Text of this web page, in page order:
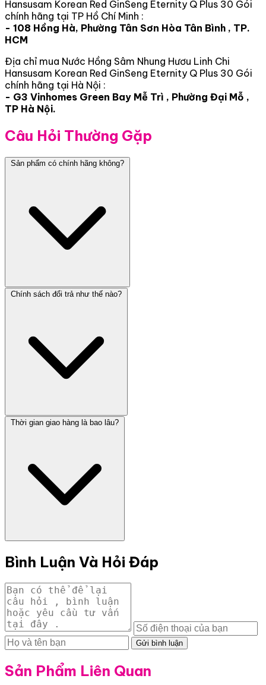
Hansusam Korean Red GinSeng Eternity Q Plus 30 Gói
chính hãng tại TP Hồ Chí Minh :
- 108 Hồng Hà, Phường Tân Sơn Hòa Tân Bình , TP.
HCM
Địa chỉ mua Nước Hồng Sâm Nhung Hươu Linh Chi
Hansusam Korean Red GinSeng Eternity Q Plus 30 Gói
chính hãng tại Hà Nội :
- G3 Vinhomes Green Bay Mễ Trì , Phường Đại Mỗ ,
TP Hà Nội.
Câu Hỏi Thường Gặp
Sản phẩm có chính hãng không?
Chính sách đổi trả như thế nào?
Thời gian giao hàng là bao lâu?
Bình Luận Và Hỏi Đáp
Gửi bình luận
Sản Phẩm Liên Quan